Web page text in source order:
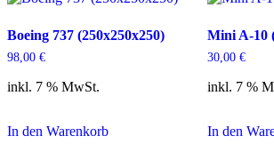
Boeing 737 (250x250x250)
98,00 €
inkl. 7 % MwSt.
In den Warenkorb
Mini A-10
30,00 €
inkl. 7 %
In den